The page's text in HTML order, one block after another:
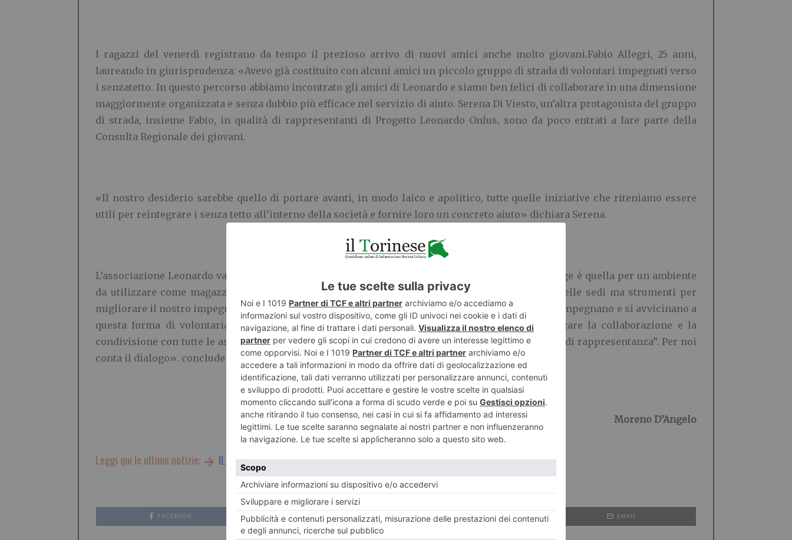
I ragazzi del venerdì registrano da tempo il prezioso arrivo di nuovi amici anche molto giovani.Fabio Allegri, 25 anni,
laureando in giurisprudenza: «Avevo già costituito con alcuni amici un piccolo gruppo di strada di volontari impegnati verso
i senzatetto. In questo percorso abbiamo incontrato gli amici di Leonardo e siamo ben felici di collaborare in una dimensione
maggiormente organizzata e senza dubbio più efficace nel servizio di aiuto. Serena Di Viesto, un’altra protagonista del gruppo
di strada, insieme Fabio, in qualità di rappresentanti di Progetto Leonardo Onlus, sono da poco entrati a fare parte della
Consulta Regionale dei giovani.
«Il nostro desiderio sarebbe quello di portare avanti, in modo laico e apolitico, tutte quelle iniziative che riteniamo essere
utili per reintegrare i senza tetto all’interno della società e fornire loro un concreto aiuto» dichiara Serena.
L’associazione Leonardo va avanti senza particolari aiuti e contributi. L’unica richiesta che emerge è quella per un ambiente
da utilizzare come magazzino dove custodire vivande e attrezzature. «Non ci interessa avere delle sedi ma strumenti per
migliorare il nostro impegno. La più bella soddisfazione è quella di vedere diversi giovani che si impegnano e si avvicinano a
questa forma di volontariato concreto con passione e entusiasmo. Puntiamo inoltre a rafforzare la collaborazione e la
condivisione con tutte le associazioni impegnate su questo terreno andando oltre le “bandierine di rappresentanza”. Per noi
conta il dialogo». conclude Eusapia come al solito con un sorriso.
Moreno D’Angelo
Leggi qui le ultime notizie: IL TORINESE
FACEBOOK TWITTER WHATSAPP EMAIL